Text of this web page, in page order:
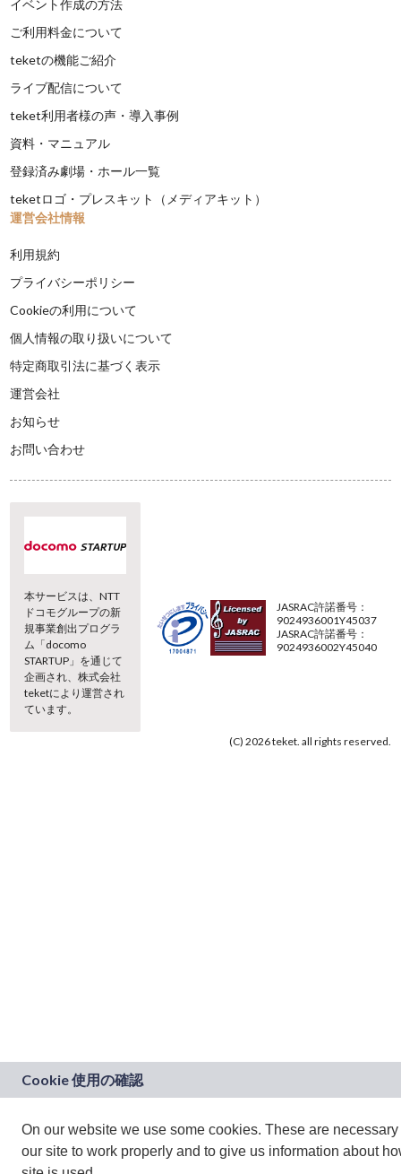
イベント作成の方法
ご利用料金について
teketの機能ご紹介
ライブ配信について
teket利用者様の声・導入事例
資料・マニュアル
登録済み劇場・ホール一覧
teketロゴ・プレスキット（メディアキット）
運営会社情報
利用規約
プライバシーポリシー
Cookieの利用について
個人情報の取り扱いについて
特定商取引法に基づく表示
運営会社
お知らせ
お問い合わせ
本サービスは、NTT
ドコモグループの新
規事業創出プログラ
ム「docomo
STARTUP」を通じて
企画され、株式会社
teketにより運営され
ています。
JASRAC許諾番号：
9024936001Y45037
JASRAC許諾番号：
9024936002Y45040
(C) 2026 teket. all rights reserved.
On our website we use some cookies. These are necessary
our site to work properly and to give us information about